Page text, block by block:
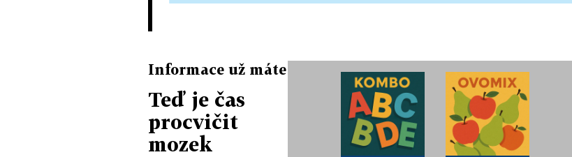
Informace už máte
Teď je čas
procvičit
mozek